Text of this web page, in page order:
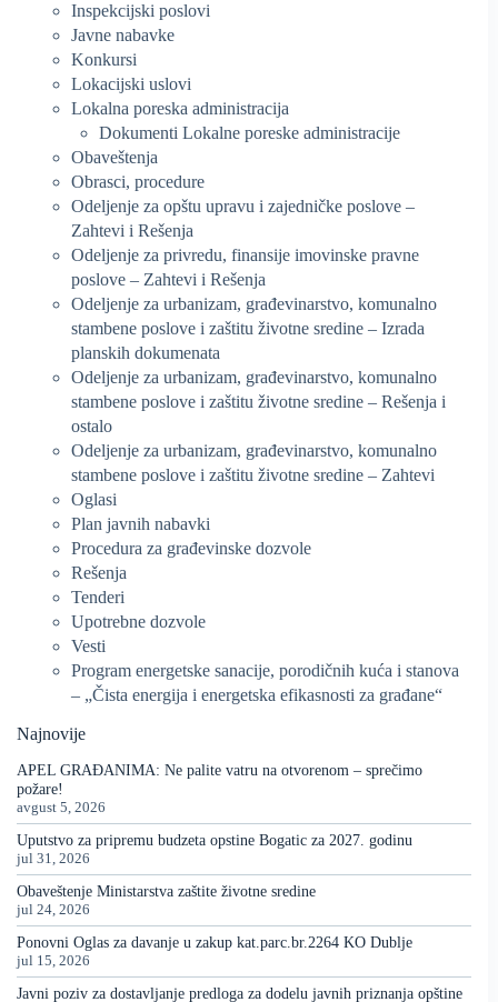
Inspekcijski poslovi
Javne nabavke
Konkursi
Lokacijski uslovi
Lokalna poreska administracija
Dokumenti Lokalne poreske administracije
Obaveštenja
Obrasci, procedure
Odeljenje za opštu upravu i zajedničke poslove –
Zahtevi i Rešenja
Odeljenje za privredu, finansije imovinske pravne
poslove – Zahtevi i Rešenja
Odeljenje za urbanizam, građevinarstvo, komunalno
stambene poslove i zaštitu životne sredine – Izrada
planskih dokumenata
Odeljenje za urbanizam, građevinarstvo, komunalno
stambene poslove i zaštitu životne sredine – Rešenja i
ostalo
Odeljenje za urbanizam, građevinarstvo, komunalno
stambene poslove i zaštitu životne sredine – Zahtevi
Oglasi
Plan javnih nabavki
Procedura za građevinske dozvole
Rešenja
Tenderi
Upotrebne dozvole
Vesti
Program energetske sanacije, porodičnih kuća i stanova
– „Čista energija i energetska efikasnosti za građane“
Najnovije
APEL GRAĐANIMA: Ne palite vatru na otvorenom – sprečimo
požare!
avgust 5, 2026
Uputstvo za pripremu budzeta opstine Bogatic za 2027. godinu
jul 31, 2026
Obaveštenje Ministarstva zaštite životne sredine
jul 24, 2026
Ponovni Oglas za davanje u zakup kat.parc.br.2264 KO Dublje
jul 15, 2026
Javni poziv za dostavljanje predloga za dodelu javnih priznanja opštine